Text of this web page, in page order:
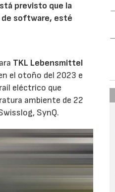
previsto que la
de software, esté
TKL Lebensmittel
el otoño del 2023 e
eléctrico que
ambiente de 22
SynQ.